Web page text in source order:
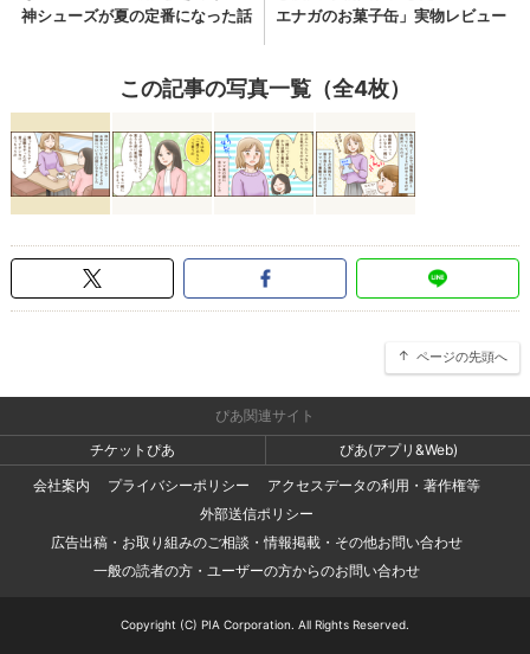
この記事の写真一覧（全4枚）
ページの先頭へ
ぴあ関連サイト
チケットぴあ
ぴあ(アプリ&Web)
会社案内
プライバシーポリシー
アクセスデータの利用・著作権等
外部送信ポリシー
広告出稿・お取り組みのご相談・情報掲載・その他お問い合わせ
一般の読者の方・ユーザーの方からのお問い合わせ
Copyright (C) PIA Corporation. All Rights Reserved.